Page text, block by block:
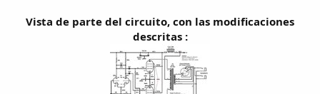
Vista de parte del circuito, con las modificaciones
descritas :